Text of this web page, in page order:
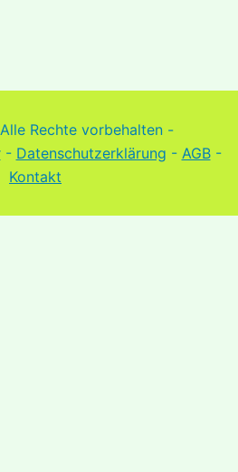
Rechte vorbehalten -
- Datenschutzerklärung - AGB-
Kontakt